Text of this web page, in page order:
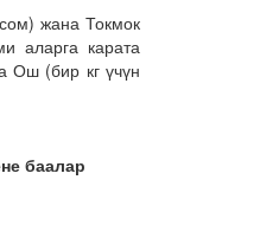
жана Токмок
аларга карата
Ош (бир кг үчүн
баалар